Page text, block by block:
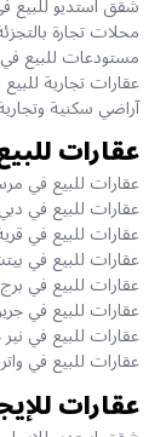
محلات تجارة
مستودعات للبيع
عقارات تجارية
آراضي سكنية
عقارات
عقارات للبيع في
عقارات للبيع في
عقارات للبيع في
عقارات للبيع في
عقارات للبيع في
عقارات للبيع في
عقارات للبيع في
عقارات للبيع في
عقارات